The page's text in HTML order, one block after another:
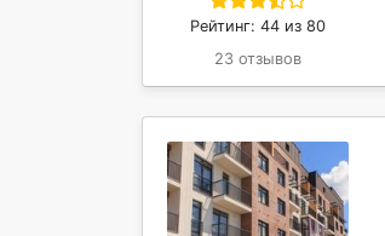
Рейтинг: 44 из 80
23 отзывов